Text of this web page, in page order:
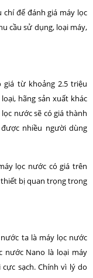
chí để đánh giá máy lọc
cầu sử dụng, loại máy,
giá từ khoảng 2.5 triệu
hãng sản xuất khác
nước sẽ có giá thành
nhiều người dùng
lọc nước có giá trên
bị quan trọng trong
ta là máy lọc nước
nước Nano là loại máy
sạch. Chính vì lý do